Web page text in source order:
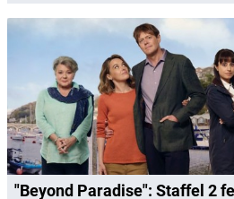
"Beyond Paradise": Staffel 2